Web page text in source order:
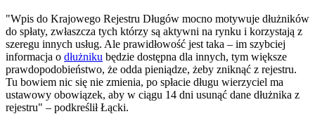
"Wpis do Krajowego Rejestru Długów mocno motywuje dłużników
do spłaty, zwłaszcza tych którzy są aktywni na rynku i korzystają z
szeregu innych usług. Ale prawidłowość jest taka – im szybciej
informacja o dłużniku będzie dostępna dla innych, tym większe
prawdopodobieństwo, że odda pieniądze, żeby zniknąć z rejestru.
Tu bowiem nic się nie zmienia, po spłacie długu wierzyciel ma
ustawowy obowiązek, aby w ciągu 14 dni usunąć dane dłużnika z
rejestru" – podkreślił Łącki.